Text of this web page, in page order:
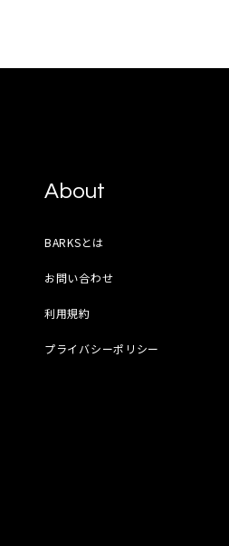
About
BARKSとは
お問い合わせ
利用規約
プライバシーポリシー